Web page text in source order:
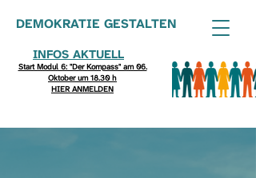
INFOS AKTUELL
Start Modul 6: "Der Kompass" am 06.
Oktober um 18.30 h
HIER ANMELDEN
DEMOKRATIE GESTALTEN